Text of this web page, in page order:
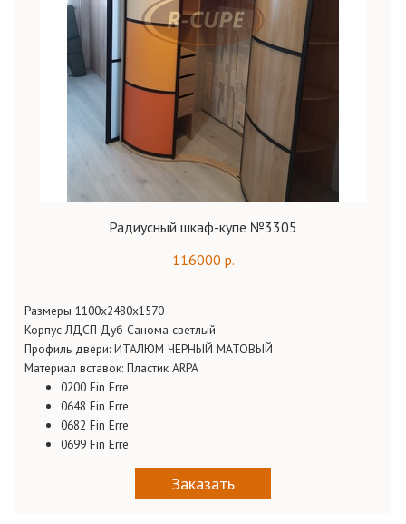
Радиусный шкаф-купе №3305
116000 р.
Размеры 1100х2480х1570
Корпус ЛДСП Дуб Санома светлый
Профиль двери: ИТАЛЮМ ЧЕРНЫЙ МАТОВЫЙ
Материал вставок: Пластик ARPA
0200 Fin Erre
0648 Fin Erre
0682 Fin Erre
0699 Fin Erre
Заказать